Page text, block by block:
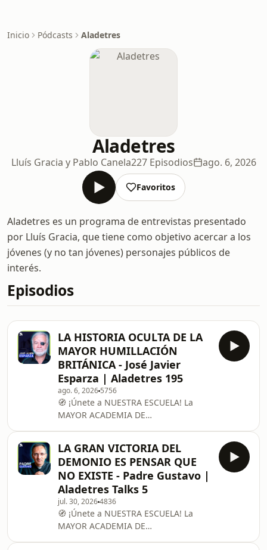
Inicio Pódcasts Aladetres
Aladetres
Lluís Gracia y Pablo Canela227 Episodios ago. 6, 2026
Favoritos
Aladetres es un programa de entrevistas presentado
por Lluís Gracia, que tiene como objetivo acercar a los
jóvenes (y no tan jóvenes) personajes públicos de
interés.
Episodios
LA HISTORIA OCULTA DE LA
MAYOR HUMILLACIÓN
BRITÁNICA - José Javier
Esparza | Aladetres 195
ago. 6, 2026 5756
🧭 ¡Únete a NUESTRA ESCUELA! La
MAYOR ACADEMIA DE
(DESCUENTO 20% con CÓDIGO
"ALADETRES") --------------------------------
----------------------------------------- José
Javier Esparza es un influyente
periodista, ensayista y divulgador
cuya trayectoria de más de tres
décadas en la primera línea de los
medios de comunicación y la
LA GRAN VICTORIA DEL
DEMONIO ES PENSAR QUE
NO EXISTE - Padre Gustavo |
Aladetres Talks 5
jul. 30, 20264836
🧭 ¡Únete a NUESTRA ESCUELA! La
MAYOR ACADEMIA DE